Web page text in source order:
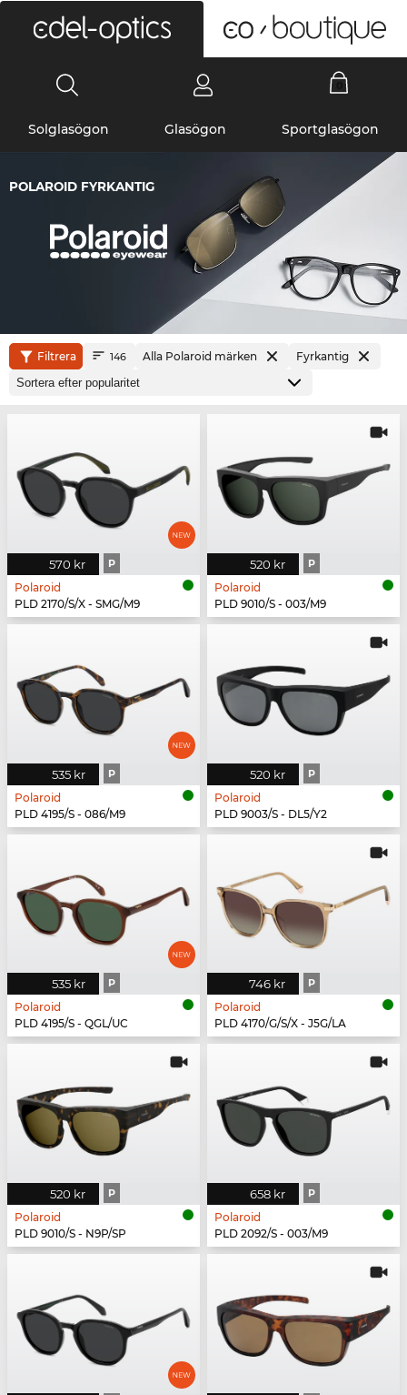
Solglasögon Glasögon Sportglasögon
POLAROID FYRKANTIG
Filtrera 146 Alla Polaroid märken Fyrkantig
570 kr P
Polaroid
PLD 2170/S/X - SMG/M9
520 kr P
Polaroid
PLD 9010/S - 003/M9
535 kr P
Polaroid
PLD 4195/S - 086/M9
520 kr P
Polaroid
PLD 9003/S - DL5/Y2
535 kr P
Polaroid
PLD 4195/S - QGL/UC
746 kr P
Polaroid
PLD 4170/G/S/X - J5G/LA
520 kr P
Polaroid
PLD 9010/S - N9P/SP
658 kr P
Polaroid
PLD 2092/S - 003/M9